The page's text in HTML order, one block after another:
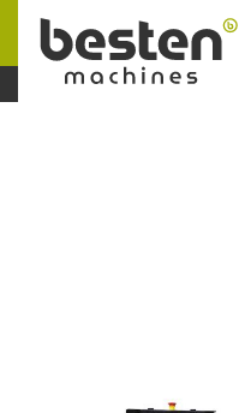
Naar hoofdinhoud